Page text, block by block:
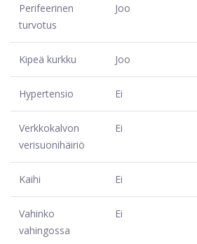
Perifeerinen
turvotus
Joo
Kipeä kurkku Joo
Hypertensio Ei
Verkkokalvon
verisuonihäiriö
Ei
Kaihi Ei
Vahinko
vahingossa
Ei